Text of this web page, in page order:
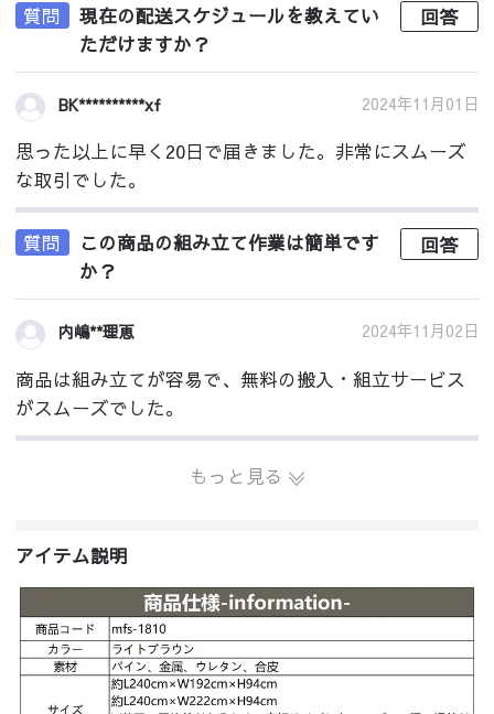
質問
現在の配送スケジュールを教えてい
ただけますか？
回答
BK**********xf 2024年11月01日
思った以上に早く20日で届きました。非常にスムーズ
な取引でした。
質問
この商品の組み立て作業は簡単です
か？
回答
内嶋**理恵 2024年11月02日
商品は組み立てが容易で、無料の搬入・組立サービス
がスムーズでした。
もっと見る
アイテム説明